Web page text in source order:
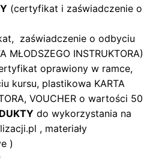
(certyfikat i zaświadczenie o
zaświadczenie o odbyciu
MŁODSZEGO INSTRUKTORA)
oprawiony w ramce,
kursu, plastikowa KARTA
VOUCHER o wartości 50
do wykorzystania na
, materiały
)